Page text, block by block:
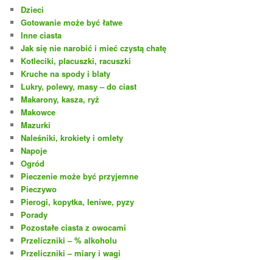
Dzieci
Gotowanie może być łatwe
Inne ciasta
Jak się nie narobić i mieć czystą chatę
Kotleciki, placuszki, racuszki
Kruche na spody i blaty
Lukry, polewy, masy – do ciast
Makarony, kasza, ryż
Makowce
Mazurki
Naleśniki, krokiety i omlety
Napoje
Ogród
Pieczenie może być przyjemne
Pieczywo
Pierogi, kopytka, leniwe, pyzy
Porady
Pozostałe ciasta z owocami
Przeliczniki – % alkoholu
Przeliczniki – miary i wagi